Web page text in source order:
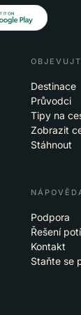
Destinace
Průvodci
Tipy na
Zobrazit
Stáhnout
Podpora
Řešení
Kontakt
Staňte se